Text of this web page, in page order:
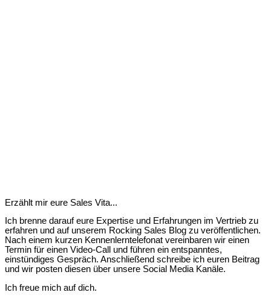
Erzählt mir eure Sales Vita...
Ich brenne darauf eure Expertise und Erfahrungen im Vertrieb zu
erfahren und auf unserem Rocking Sales Blog zu veröffentlichen.
Nach einem kurzen Kennenlerntelefonat vereinbaren wir einen
Termin für einen Video-Call und führen ein entspanntes,
einstündiges Gespräch. Anschließend schreibe ich euren Beitrag
und wir posten diesen über unsere Social Media Kanäle.
Ich freue mich auf dich.